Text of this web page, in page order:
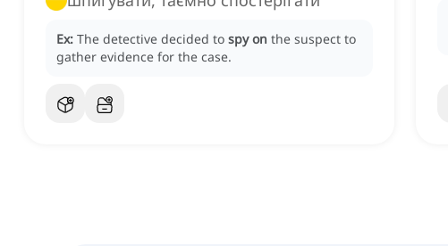
Ex: The detective decided to spy on the suspect to
gather evidence for the case.